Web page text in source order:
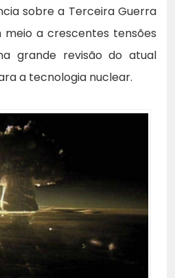
sobre a Terceira Guerra
meio a crescentes tensões
grande revisão do atual
a tecnologia nuclear.